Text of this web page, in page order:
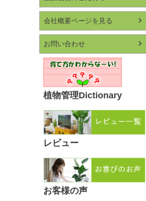
会社概要ページを見る
お問い合わせ
植物管理Dictionary
レビュー
お客様の声